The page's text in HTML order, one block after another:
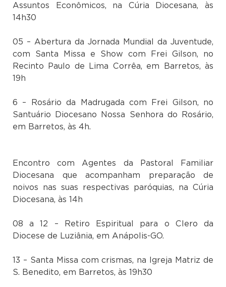
Assuntos Econômicos, na Cúria Diocesana, às
14h30
05 – Abertura da Jornada Mundial da Juventude,
com Santa Missa e Show com Frei Gilson, no
Recinto Paulo de Lima Corrêa, em Barretos, às
19h
6 – Rosário da Madrugada com Frei Gilson, no
Santuário Diocesano Nossa Senhora do Rosário,
em Barretos, às 4h.
Encontro com Agentes da Pastoral Familiar
Diocesana que acompanham preparação de
noivos nas suas respectivas paróquias, na Cúria
Diocesana, às 14h
08 a 12 – Retiro Espiritual para o Clero da
Diocese de Luziânia, em Anápolis-GO.
13 – Santa Missa com crismas, na Igreja Matriz de
S. Benedito, em Barretos, às 19h30